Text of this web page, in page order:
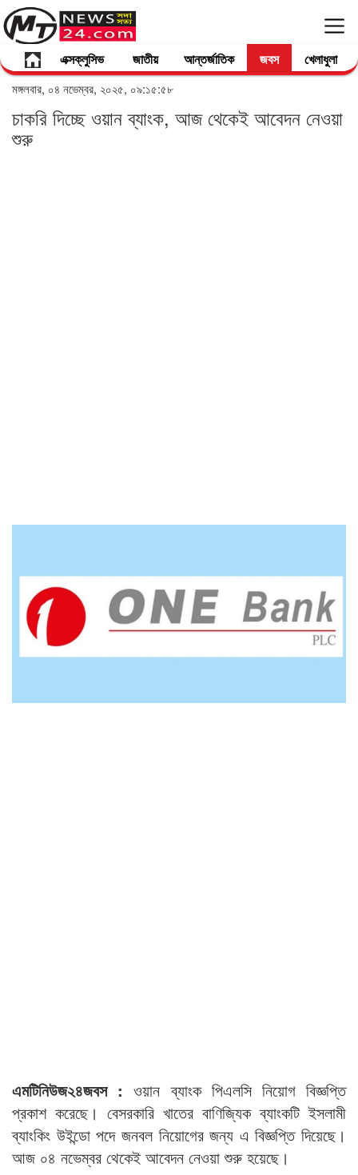
এক্সক্লুসিভ জাতীয় আন্তর্জাতিক জবস খেলাধুলা
মঙ্গলবার, ০৪ নভেম্বর, ২০২৫, ০৯:১৫:৫৮
চাকরি দিচ্ছে ওয়ান ব্যাংক, আজ থেকেই আবেদন নেওয়া
শুরু
এমটিনিউজ২৪জবস :ওয়ান ব্যাংক পিএলসি নিয়োগ বিজ্ঞপ্তি
প্রকাশ করেছে। বেসরকারি খাতের বাণিজ্যিক ব্যাংকটি ইসলামী
ব্যাংকিং উইন্ডো পদে জনবল নিয়োগের জন্য এ বিজ্ঞপ্তি দিয়েছে।
আজ ০৪ নভেম্বর থেকেই আবেদন নেওয়া শুরু হয়েছে।